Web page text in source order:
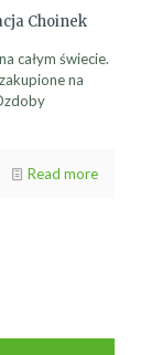
Choinek
całym świecie.
na
Read more